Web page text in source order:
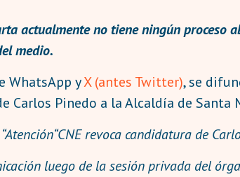
actualmente no tiene ningún proceso
medio.
WhatsApp yX (antes Twitter), se
Carlos Pinedo a la Alcaldía de
“Atención“CNE revoca candidatura de
luego de la sesión privada del